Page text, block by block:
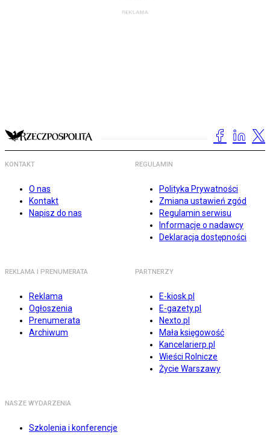
KONTAKT
O nas
Kontakt
Napisz do nas
REGULAMIN
Polityka Prywatności
Zmiana ustawień zgód
Regulamin serwisu
Informacje o nadawcy
Deklaracja dostępności
REKLAMA I PRENUMERATA
Reklama
Ogłoszenia
Prenumerata
Archiwum
PARTNERZY
E-kiosk.pl
E-gazety.pl
Nexto.pl
Mała księgowość
Kancelarierp.pl
Wieści Rolnicze
Życie Warszawy
NASZE WYDARZENIA
Szkolenia i konferencje